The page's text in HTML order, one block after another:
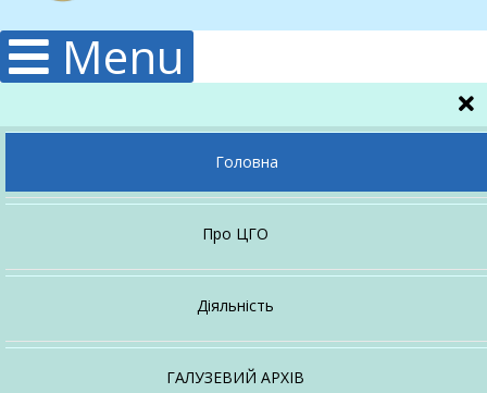
Menu
Головна
Про ЦГО
Керівництво
Структура
Діяльність
Гідрологічна
ГАЛУЗЕВИЙ АРХІВ